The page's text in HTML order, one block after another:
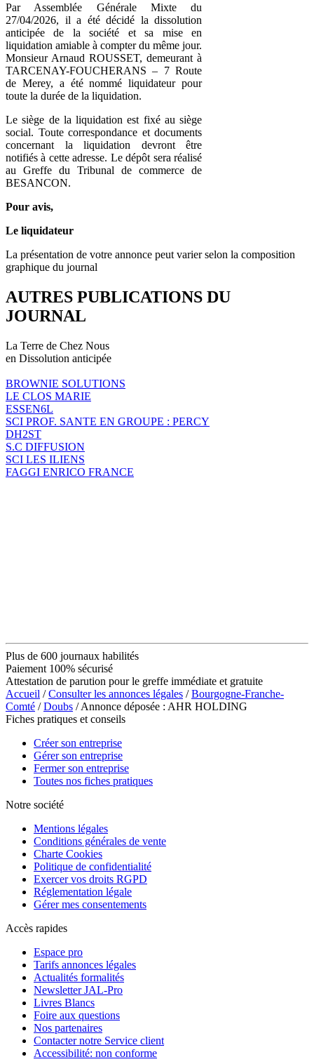
Par Assemblée Générale Mixte du
27/04/2026, il a été décidé la dissolution
anticipée de la société et sa mise en
liquidation amiable à compter du même jour.
Monsieur Arnaud ROUSSET, demeurant à
TARCENAY-FOUCHERANS – 7 Route
de Merey, a été nommé liquidateur pour
toute la durée de la liquidation.
Le siège de la liquidation est fixé au siège
social. Toute correspondance et documents
concernant la liquidation devront être
notifiés à cette adresse. Le dépôt sera réalisé
au Greffe du Tribunal de commerce de
BESANCON.
Pour avis,
Le liquidateur
La présentation de votre annonce peut varier selon la composition
graphique du journal
AUTRES PUBLICATIONS DU
JOURNAL
La Terre de Chez Nous
en Dissolution anticipée
BROWNIE SOLUTIONS
LE CLOS MARIE
ESSEN6L
SCI PROF. SANTE EN GROUPE : PERCY
DH2ST
S.C DIFFUSION
SCI LES ILIENS
FAGGI ENRICO FRANCE
Plus de 600 journaux habilités
Paiement 100% sécurisé
Attestation de parution pour le greffe immédiate et gratuite
Accueil /Consulter les annonces légales /Bourgogne-Franche-
Comté /Doubs / Annonce déposée : AHR HOLDING
Fiches pratiques et conseils
Créer son entreprise
Gérer son entreprise
Fermer son entreprise
Toutes nos fiches pratiques
Notre société
Mentions légales
Conditions générales de vente
Charte Cookies
Politique de confidentialité
Exercer vos droits RGPD
Réglementation légale
Gérer mes consentements
Accès rapides
Espace pro
Tarifs annonces légales
Actualités formalités
Newsletter JAL-Pro
Livres Blancs
Foire aux questions
Nos partenaires
Contacter notre Service client
Accessibilité: non conforme